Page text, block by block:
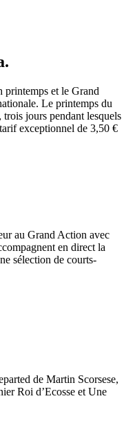
printemps et le Grand
Le printemps du
jours pendant lesquels
exceptionnel de 3,50 €
au Grand Action avec
en direct la
sélection de courts-
de Martin Scorsese,
Roi d’Ecosse et Une